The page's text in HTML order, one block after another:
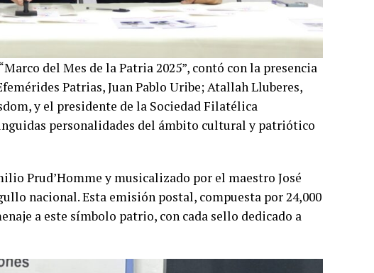
del Mes de la Patria 2025”, contó con la presencia
Patrias, Juan Pablo Uribe; Atallah Lluberes,
y el presidente de la Sociedad Filatélica
personalidades del ámbito cultural y patriótico
Prud’Homme y musicalizado por el maestro José
nacional. Esta emisión postal, compuesta por 24,000
a este símbolo patrio, con cada sello dedicado a